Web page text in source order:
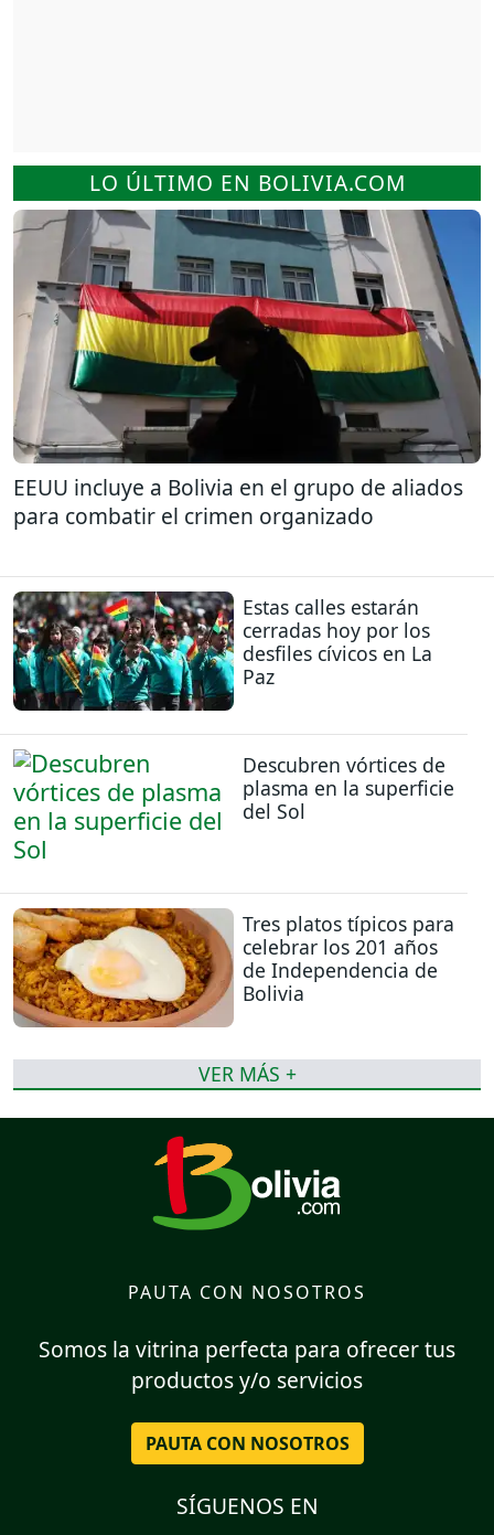
LO ÚLTIMO EN BOLIVIA.COM
EEUU incluye a Bolivia en el grupo de aliados
para combatir el crimen organizado
Estas calles estarán
cerradas hoy por los
desfiles cívicos en La
Paz
Descubren vórtices de
plasma en la superficie
del Sol
Tres platos típicos para
celebrar los 201 años
de Independencia de
Bolivia
VER MÁS +
PAUTA CON NOSOTROS
Somos la vitrina perfecta para ofrecer tus
productos y/o servicios
PAUTA CON NOSOTROS
SÍGUENOS EN